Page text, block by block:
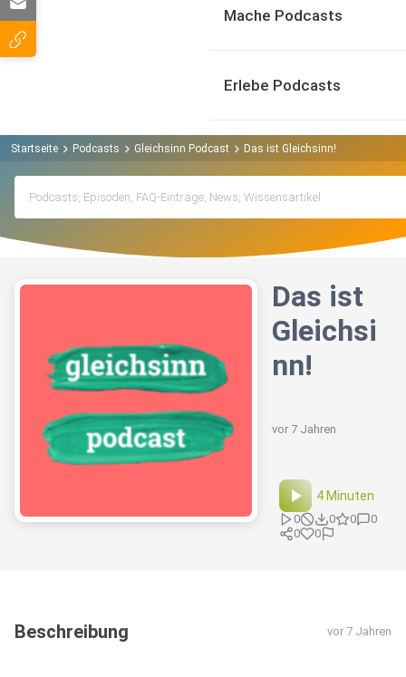
Mache Podcasts
Erlebe Podcasts
Startseite Podcasts Gleichsinn Podcast Das ist Gleichsinn!
Das ist
Gleichsi
nn!
vor 7 Jahren
4 Minuten
0 0 0
0
0
0
Beschreibung vor 7 Jahren